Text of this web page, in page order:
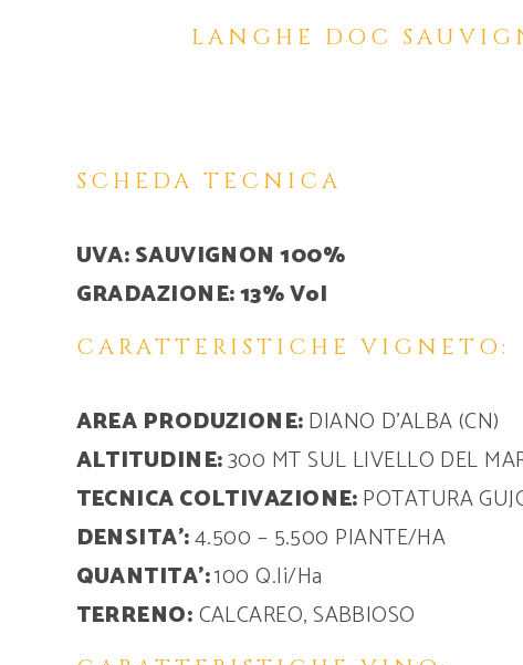
LANGHE DOC
SCHEDA TECNICA
UVA:SAUVIGNON 100%
GRADAZIONE: 13% Vol
CARATTERISTICHE VIGNETO:
AREA PRODUZIONE:DIANO D’ALBA (CN)
ALTITUDINE:300 MT SUL LIVELLO DEL
TECNICA COLTIVAZIONE:POTATURA
DENSITA’:4.500 – 5.500 PIANTE/HA
QUANTITA’:100 Q.li/Ha
TERRENO:CALCAREO, SABBIOSO